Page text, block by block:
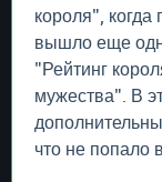
короля",
вышло еще
"Рейтинг
мужества". В
что не попало